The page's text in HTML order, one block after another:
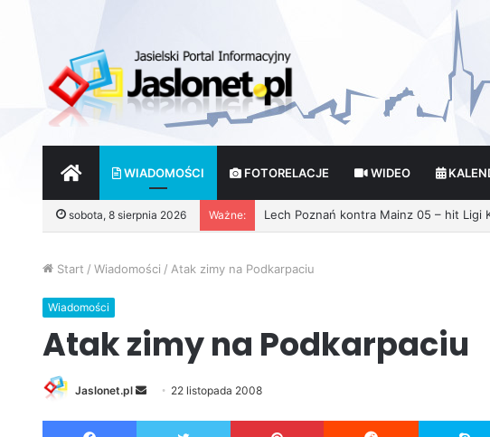
START WIADOMOŚCI FOTORELACJE WIDEO
sobota, 8 sierpnia 2026 Ważne: Lech Poznań kontra Mainz 05 – hit Ligi
Start / Wiadomości / Atak zimy na Podkarpaciu
Wiadomości
Atak zimy na Podkarpaciu
Jaslonet.pl 22 listopada 2008
Facebook Twitter Pinterest Reddit